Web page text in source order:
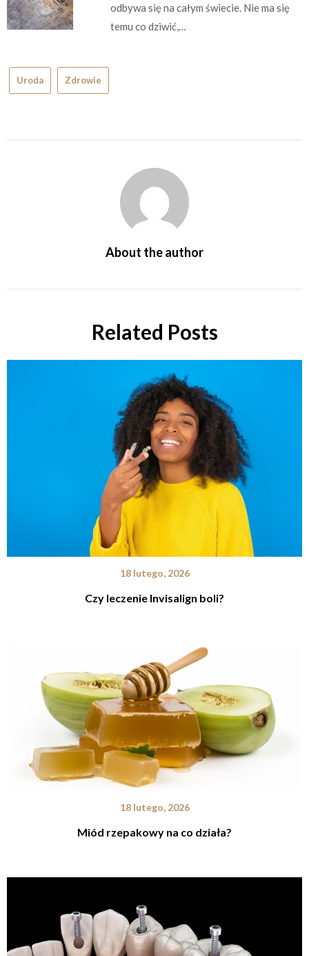
odbywa się na całym świecie. Nie ma się
temu co dziwić,…
Uroda Zdrowie
About the author
Related Posts
18 lutego, 2026
Czy leczenie Invisalign boli?
18 lutego, 2026
Miód rzepakowy na co działa?